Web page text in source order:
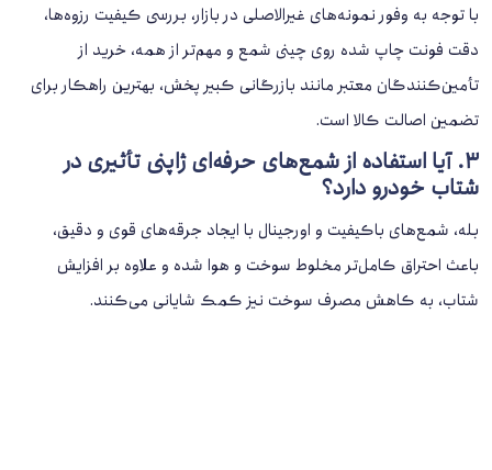
با توجه به وفور نمونه‌های غیرالاصلی در بازار، بررسی کیفیت رزوه‌ها،
دقت فونت چاپ شده روی چینی شمع و مهم‌تر از همه، خرید از
تأمین‌کنندگان معتبر مانند بازرگانی کبیر پخش، بهترین راهکار برای
تضمین اصالت کالا است.
۳. آیا استفاده از شمع‌های حرفه‌ای ژاپنی تأثیری در
شتاب خودرو دارد؟
بله، شمع‌های باکیفیت و اورجینال با ایجاد جرقه‌های قوی و دقیق،
باعث احتراق کامل‌تر مخلوط سوخت و هوا شده و علاوه بر افزایش
شتاب، به کاهش مصرف سوخت نیز کمک شایانی می‌کنند.